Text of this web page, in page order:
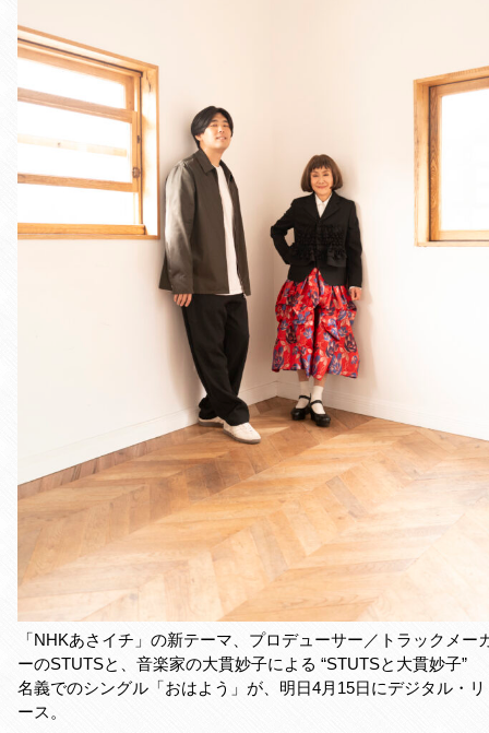
「NHKあさイチ」の新テーマ、プロデューサー／トラックメー
ーのSTUTSと、音楽家の大貫妙子による “STUTSと大貫妙子”
名義でのシングル「おはよう」が、明日4月15日にデジタル・リ
ース。